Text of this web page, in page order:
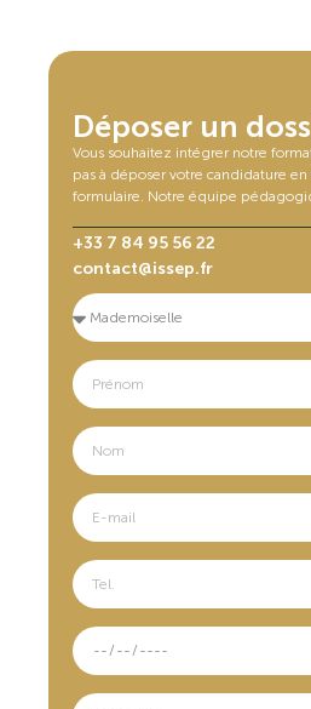
Déposer un
Vous souhaitez intégrer notre
pas à déposer votre candidature en
formulaire. Notre équipe
+33 7 84 95 56 22
contact@issep.fr